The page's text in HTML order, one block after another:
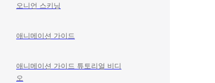
오니언 스키닝
애니메이션 가이드
애니메이션 가이드 튜토리얼 비디
오